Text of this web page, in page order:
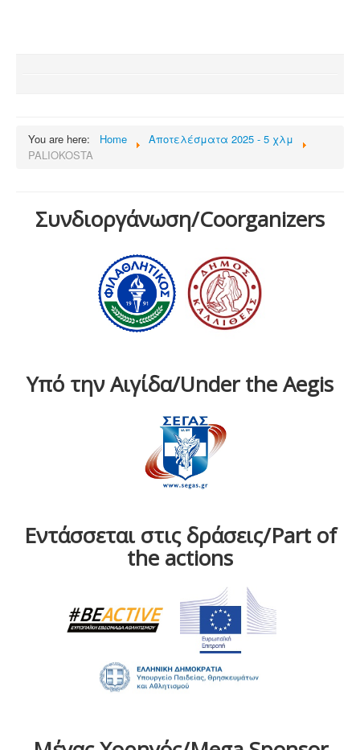
You are here: Home
Αποτελέσματα 2025 - 5 χλμ
PALIOKOSTA
Συνδιοργάνωση/Coorganizers
Υπό την Αιγίδα/Under the Aegis
Εντάσσεται στις δράσεις/Part of
the actions